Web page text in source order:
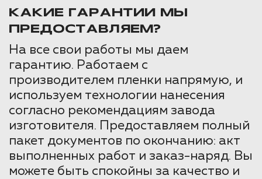
КАКИЕ ГАРАНТИИ МЫ
ПРЕДОСТАВЛЯЕМ?
На все свои работы мы даем
гарантию. Работаем с
производителем пленки напрямую, и
используем технологии нанесения
согласно рекомендациям завода
изготовителя. Предоставляем полный
пакет документов по окончанию: акт
выполненных работ и заказ-наряд. Вы
можете быть спокойны за качество и